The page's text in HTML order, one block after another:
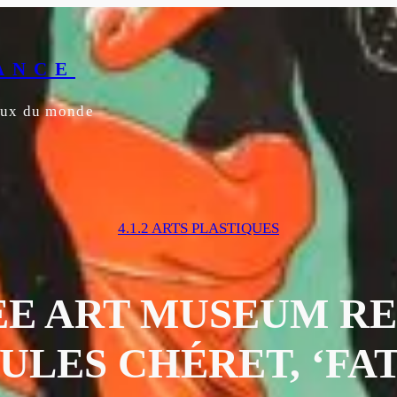
du monde
4.1.2 ARTS PLASTIQUES
ART MUSEUM
CHÉRET,